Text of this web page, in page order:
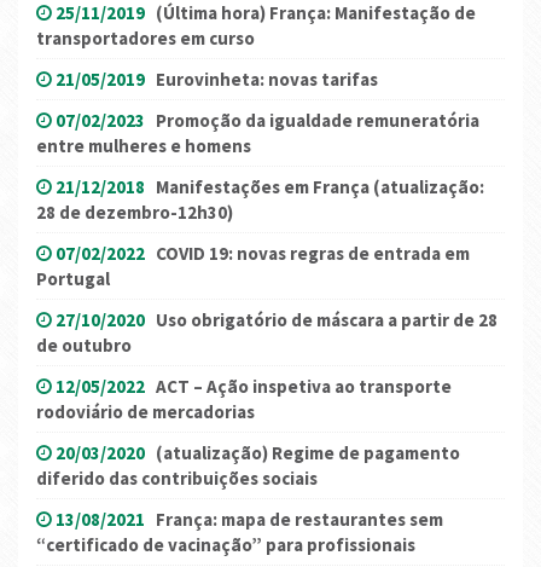
25/11/2019 (Última hora) França: Manifestação de
transportadores em curso
21/05/2019 Eurovinheta: novas tarifas
07/02/2023 Promoção da igualdade remuneratória
entre mulheres e homens
21/12/2018 Manifestações em França (atualização:
28 de dezembro-12h30)
07/02/2022 COVID 19: novas regras de entrada em
Portugal
27/10/2020 Uso obrigatório de máscara a partir de 28
de outubro
12/05/2022 ACT – Ação inspetiva ao transporte
rodoviário de mercadorias
20/03/2020 (atualização) Regime de pagamento
diferido das contribuições sociais
13/08/2021 França: mapa de restaurantes sem
“certificado de vacinação” para profissionais